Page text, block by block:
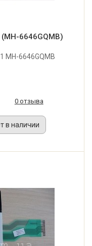
6646GQMB)
MH-6646GQMB
0 отзыва
в наличии